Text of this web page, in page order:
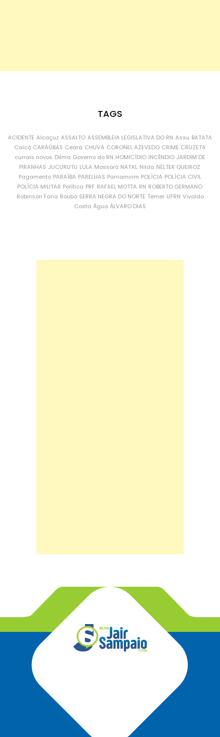
TAGS
ACIDENTE Alcaçuz ASSALTO ASSEMBLEIA LEGISLATIVA DO RN Assu BATATA
Caicó CARAÚBAS Ceará CHUVA CORONEL AZEVEDO CRIME CRUZETA
currais novos Dilma Governo do RN HOMICÍDIO INCÊNDIO JARDIM DE
PIRANHAS JUCURUTU LULA Mossoró NATAL Nilda NÉLTER QUEIROZ
Pagamento PARAÍBA PARELHAS Parnamirim POLÍCIA POLÍCIA CIVIL
POLÍCIA MILITAR Política PRF RAFAEL MOTTA RN ROBERTO GERMANO
Robinson Faria Roubo SERRA NEGRA DO NORTE Temer UFRN Vivaldo
Costa Água ÁLVARO DIAS